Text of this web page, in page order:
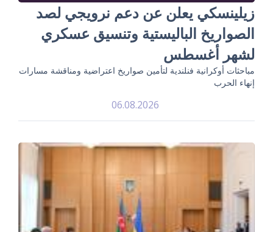
زيلينسكي يعلن عن دعم نرويجي لصد
الصواريخ الباليستية وتنسيق عسكري
لشهر أغسطس
مباحثات أوكرانية فنلندية لتأمين صواريخ اعتراضية ومناقشة مسارات
إنهاء الحرب
06.08.2026